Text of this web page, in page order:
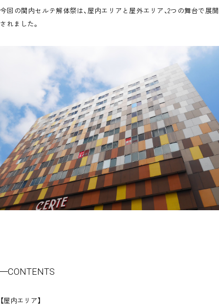
今回の関内セルテ解体祭は、屋内エリアと屋外エリア、2つの舞台で展開
されました。
CONTENTS
【屋内エリア】